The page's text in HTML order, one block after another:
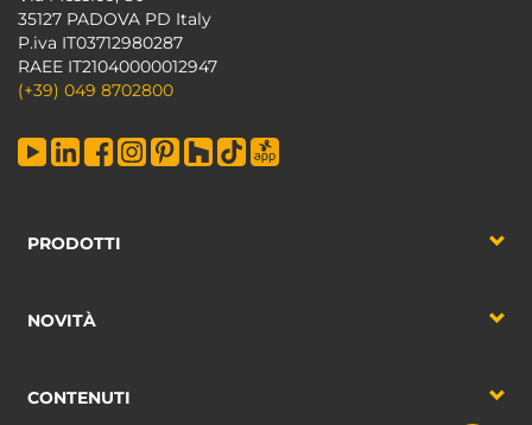
35127 PADOVA PD Italy
P.iva IT03712980287
RAEE IT21040000012947
(+39) 049 8702800
PRODOTTI
NOVITÀ
CONTENUTI